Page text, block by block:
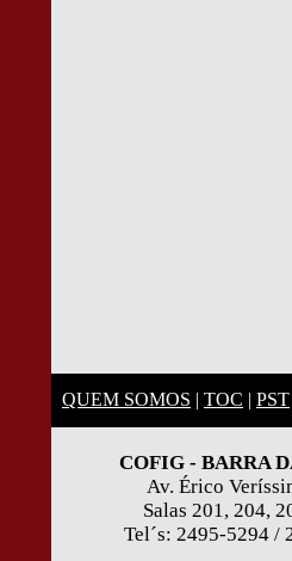
QUEM SOMOS | TOC | PST
COFIG - BARRA
Av. Érico
Salas 201, 204,
Tel´s: 2495-5294 /